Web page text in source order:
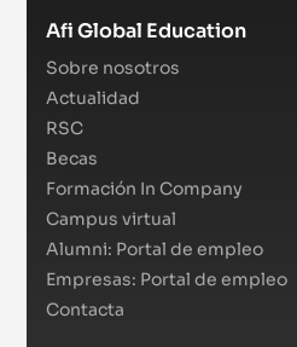
Afi Global Education
Sobre nosotros
Actualidad
RSC
Becas
Formación In Company
Campus virtual
Alumni: Portal de empleo
Empresas: Portal de empleo
Contacta